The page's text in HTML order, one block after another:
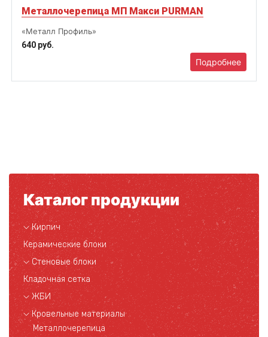
Металлочерепица МП Макси PURMAN
«Металл Профиль»
640 руб.
Подробнее
Каталог продукции
Кирпич
Керамические блоки
Стеновые блоки
Кладочная сетка
ЖБИ
Кровельные материалы
Металлочерепица